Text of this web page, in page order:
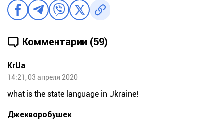
Комментарии (59)
KrUa
14:21, 03 апреля 2020
what is the state language in Ukraine!
Джекворобушек